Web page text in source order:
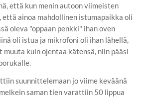
että kun menin autoon viimeisten
että ainoa mahdollinen istumapaikka oli
oleva "oppaan penkki" ihan oven
oli istua ja mikrofoni oli ihan lähellä,
kuin ojentaa kätensä, niin pääsi
suunnittelemaan jo viime keväänä
saman tien varattiin 50 lippua